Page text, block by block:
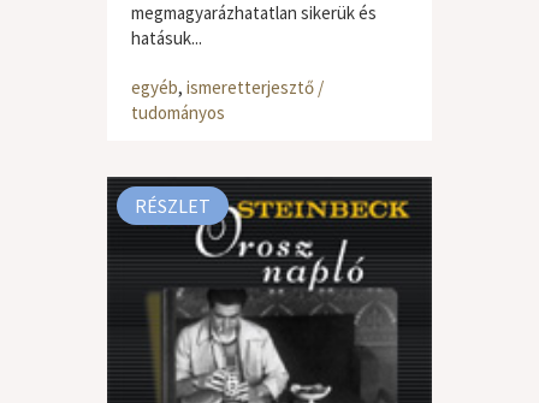
megmagyarázhatatlan sikerük és
hatásuk...
egyéb, ismeretterjesztő /
tudományos
RÉSZLET